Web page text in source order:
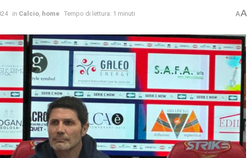
in Calcio home Tempo di lettura: 1 minuti AA